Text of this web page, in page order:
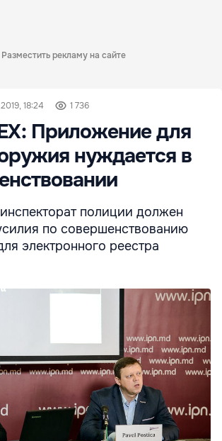
Разместить рекламу на сайте
18:24 1 736
Приложение для
нуждается в
полиции должен
по совершенствованию
электронного реестра